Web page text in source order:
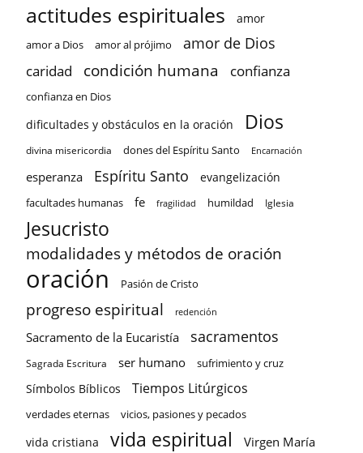
actitudes espirituales amor
amor a Dios amor al prójimo amor de Dios
caridad condición humana confianza
confianza en Dios
dificultades y obstáculos en la oración Dios
divina misericordia dones del Espíritu Santo Encarnación
esperanza Espíritu Santo evangelización
facultades humanas fe fragilidad humildad Iglesia
Jesucristo
modalidades y métodos de oración
oración Pasión de Cristo
progreso espiritual redención
Sacramento de la Eucaristía sacramentos
Sagrada Escritura ser humano sufrimiento y cruz
Símbolos Bíblicos Tiempos Litúrgicos
verdades eternas vicios, pasiones y pecados
vida cristiana vida espiritual Virgen María